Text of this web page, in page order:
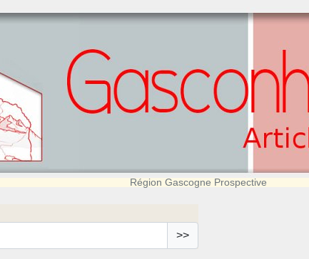
Région Gascogne Prospective
>>